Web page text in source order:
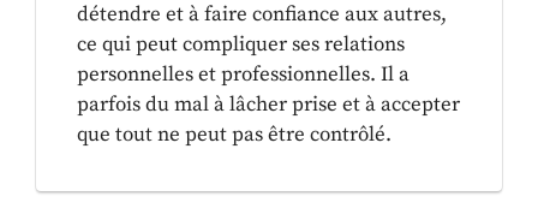
détendre et à faire confiance aux autres,
ce qui peut compliquer ses relations
personnelles et professionnelles. Il a
parfois du mal à lâcher prise et à accepter
que tout ne peut pas être contrôlé.